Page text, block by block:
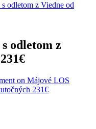
odletom z Viedne od
odletom z
on Májové LOS
231€